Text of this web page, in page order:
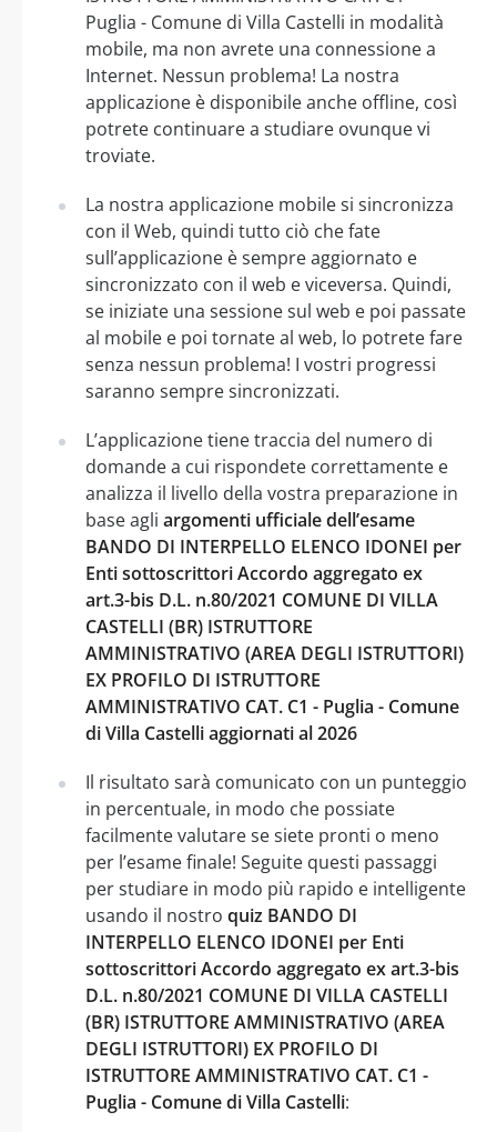
Puglia - Comune di Villa Castelli in modalità
mobile, ma non avrete una connessione a
Internet. Nessun problema! La nostra
applicazione è disponibile anche offline, così
potrete continuare a studiare ovunque vi
troviate.
La nostra applicazione mobile si sincronizza
con il Web, quindi tutto ciò che fate
sull’applicazione è sempre aggiornato e
sincronizzato con il web e viceversa. Quindi,
se iniziate una sessione sul web e poi passate
al mobile e poi tornate al web, lo potrete fare
senza nessun problema! I vostri progressi
saranno sempre sincronizzati.
L’applicazione tiene traccia del numero di
domande a cui rispondete correttamente e
analizza il livello della vostra preparazione in
base agli argomenti ufficiale dell’esame
BANDO DI INTERPELLO ELENCO IDONEI per
Enti sottoscrittori Accordo aggregato ex
art.3-bis D.L. n.80/2021 COMUNE DI VILLA
CASTELLI (BR) ISTRUTTORE
AMMINISTRATIVO (AREA DEGLI ISTRUTTORI)
EX PROFILO DI ISTRUTTORE
AMMINISTRATIVO CAT. C1 - Puglia - Comune
di Villa Castelli aggiornati al 2026
Il risultato sarà comunicato con un punteggio
in percentuale, in modo che possiate
facilmente valutare se siete pronti o meno
per l’esame finale! Seguite questi passaggi
per studiare in modo più rapido e intelligente
usando il nostro quiz BANDO DI
INTERPELLO ELENCO IDONEI per Enti
sottoscrittori Accordo aggregato ex art.3-bis
D.L. n.80/2021 COMUNE DI VILLA CASTELLI
(BR) ISTRUTTORE AMMINISTRATIVO (AREA
DEGLI ISTRUTTORI) EX PROFILO DI
ISTRUTTORE AMMINISTRATIVO CAT. C1 -
Puglia - Comune di Villa Castelli: